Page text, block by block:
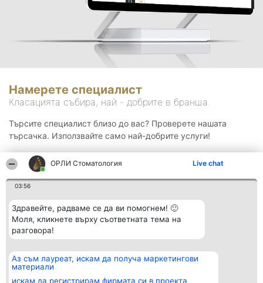
ОРЛИ Стоматология Live chat
03:56
Здравейте, радваме се да ви помогнем! 🙂
Моля, кликнете върху съответната тема на
разговора!
Аз съм лауреат, искам да получа маркетингови
материали
искам да регистрирам фирмата си в проекта
Намерете специалист
Класацията събира, най - добрите в бранша.
Търсите специалист близо до вас? Проверете нашата
търсачка. Използвайте само най-добрите услуги!
Организатор на
класиране
Класация Контакти